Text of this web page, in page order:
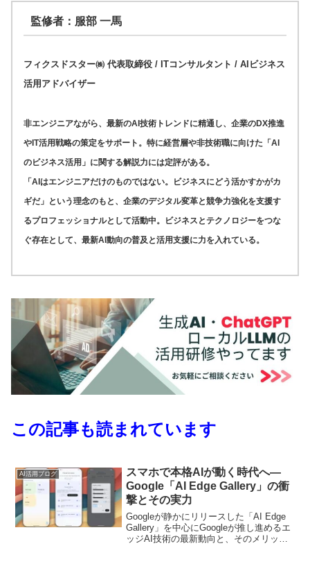
監修者：服部 一馬
フィクスドスター㈱ 代表取締役 / ITコンサルタント / AIビジネス
活用アドバイザー
非エンジニアながら、最新のAI技術トレンドに精通し、企業のDX推進
やIT活用戦略の策定をサポート。特に経営層や非技術職に向けた「AI
のビジネス活用」に関する解説力には定評がある。
「AIはエンジニアだけのものではない。ビジネスにどう活かすかがカ
ギだ」という理念のもと、企業のデジタル変革と競争力強化を支援す
るプロフェッショナルとして活動中。ビジネスとテクノロジーをつな
ぐ存在として、最新AI動向の普及と活用支援に力を入れている。
この記事も読まれています
AI活用ブログ
スマホで本格AIが動く時代へ—
Google「AI Edge Gallery」の衝
撃とその実力
Googleが静かにリリースした「AI Edge
Gallery」を中心にGoogleが推し進めるエ
ッジAI技術の最新動向と、そのメリット